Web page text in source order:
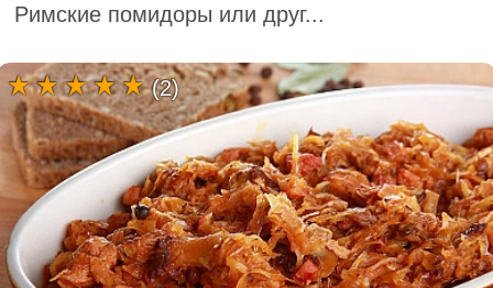
Римские помидоры или друг...
(2)